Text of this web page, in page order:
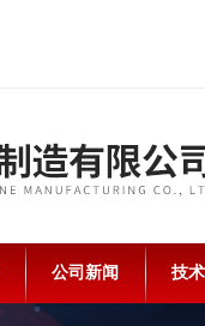
公司新闻 技